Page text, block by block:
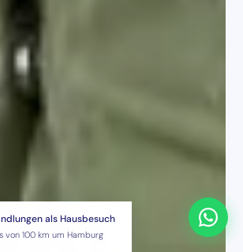
als Hausbesuch
von 100 km um Hamburg